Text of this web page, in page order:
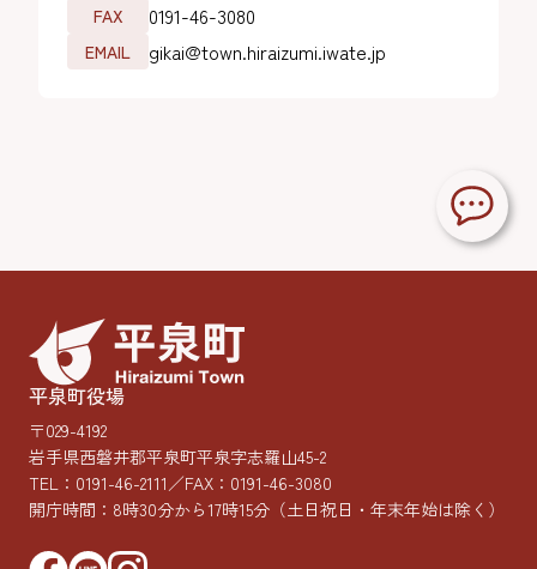
FAX 0191-46-3080
EMAIL gikai@town.hiraizumi.iwate.jp
平泉町役場
〒029-4192
岩手県西磐井郡平泉町平泉字志羅山45-2
TEL： 0191-46-2111／FAX：0191-46-3080
開庁時間：8時30分から17時15分 （土日祝日・年末年始は除く）